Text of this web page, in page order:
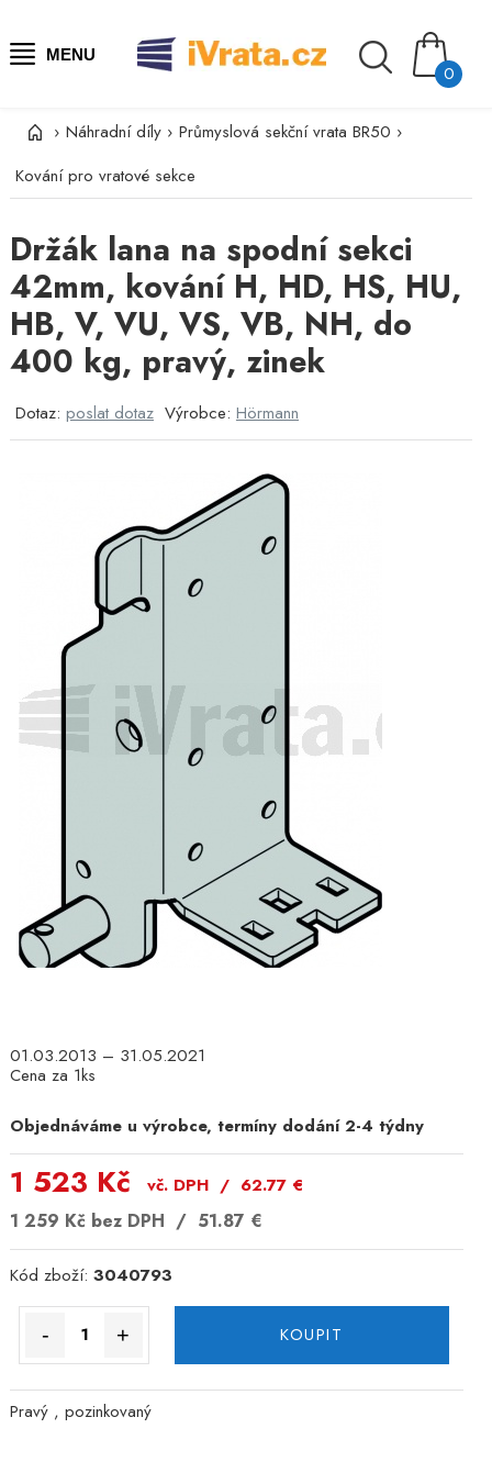
MENU
0
› Náhradní díly › Průmyslová sekční vrata BR50 ›
Kování pro vratové sekce
Držák lana na spodní sekci
42mm, kování H, HD, HS, HU,
HB, V, VU, VS, VB, NH, do
400 kg, pravý, zinek
Dotaz: poslat dotaz Výrobce: Hörmann
01.03.2013 – 31.05.2021
Cena za 1ks
Objednáváme u výrobce, termíny dodání 2-4 týdny
1 523 Kč vč. DPH / 62.77€
1 259 Kč bez DPH / 51.87 €
Kód zboží: 3040793
- + KOUPIT
Pravý , pozinkovaný